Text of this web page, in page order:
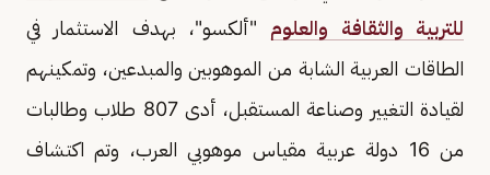
للتربية والثقافة والعلوم "ألكسو"، بهدف الاستثمار في
الطاقات العربية الشابة من الموهوبين والمبدعين، وتمكينهم
لقيادة التغيير وصناعة المستقبل، أدى 807 طلاب وطالبات
من 16 دولة عربية مقياس موهوبي العرب، وتم اكتشاف